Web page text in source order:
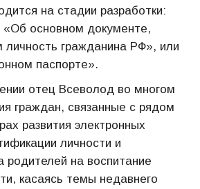
на стадии разработки:
«Об основном документе,
гражданина РФ», или
паспорте».
отец Всеволод во многом
граждан, связанные с рядом
развития электронных
личности и
родителей на воспитание
касаясь темы недавнего